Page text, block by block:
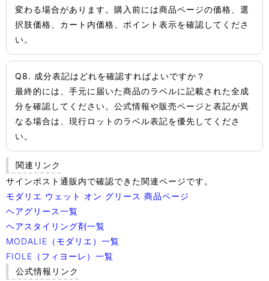
変わる場合があります。購入前には商品ページの価格、選
択肢価格、カート内価格、ポイント表示を確認してくださ
い。
Q8. 成分表記はどれを確認すればよいですか？
最終的には、手元に届いた商品のラベルに記載された全成
分を確認してください。公式情報や販売ページと表記が異
なる場合は、現行ロットのラベル表記を優先してくださ
い。
関連リンク
サインポスト通販内で確認できた関連ページです。
モダリエ ウェット オン グリース 商品ページ
ヘアグリース一覧
ヘアスタイリング剤一覧
MODALIE（モダリエ）一覧
FIOLE（フィヨーレ）一覧
公式情報リンク